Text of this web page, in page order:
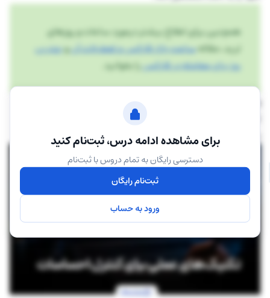
برای مشاهده ادامه درس، ثبت‌نام کنید
دسترسی رایگان به تمام دروس با ثبت‌نام
ثبت‌نام رایگان
ورود به حساب
همچنین برای اطلاع بیشتر درمورد ساعات و روزهای
ترید، مقالهساعت بازار فارکس و تعطیلات آنوبهترین
روز برای معامله در فارکس
را بخوانید.
تحت‌تآثیر نوسانات لحظه‌ای قرار بگیرد و بتواند به‌جای واکنش‌های
سریع، به اصول از پیش‌تعریف‌شده خود پایبند بماند.